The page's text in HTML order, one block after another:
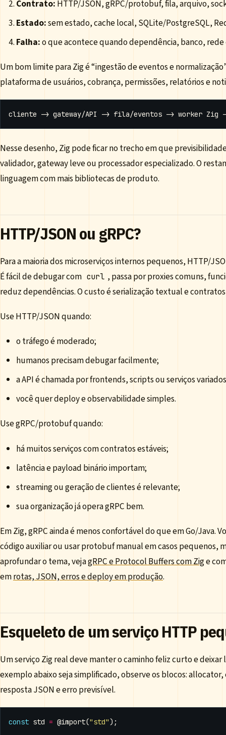
Contrato: HTTP/JSON, gRPC/protobuf, fila, arquivo,
Estado:sem estado, cache local, SQLite/PostgreSQL,
Falha:o que acontece quando dependência, banco,
Um bom limite para Zig é “ingestão de eventos e
plataforma de usuários, cobrança, permissões, relatórios e
Nesse desenho, Zig pode ficar no trecho em que
validador, gateway leve ou processador especializado. O
linguagem com mais bibliotecas de produto.
HTTP/JSON ou gRPC?
Para a maioria dos microserviços internos pequenos, HTTP/
É fácil de debugar com curl , passa por proxies comuns,
reduz dependências. O custo é serialização textual e
Use HTTP/JSON quando:
o tráfego é moderado;
humanos precisam debugar facilmente;
a API é chamada por frontends, scripts ou serviços
você quer deploy e observabilidade simples.
Use gRPC/protobuf quando:
há muitos serviços com contratos estáveis;
latência e payload binário importam;
streaming ou geração de clientes é relevante;
sua organização já opera gRPC bem.
Em Zig, gRPC ainda é menos confortável do que em Go/Java.
código auxiliar ou usar protobuf manual em casos pequenos,
aprofundar o tema, vejagRPC e Protocol Buffers com Zige
emrotas, JSON, erros e deploy em produção.
Esqueleto de um serviço HTTP
Um serviço Zig real deve manter o caminho feliz curto e
exemplo abaixo seja simplificado, observe os blocos:
resposta JSON e erro previsível.
const std = @import("std");